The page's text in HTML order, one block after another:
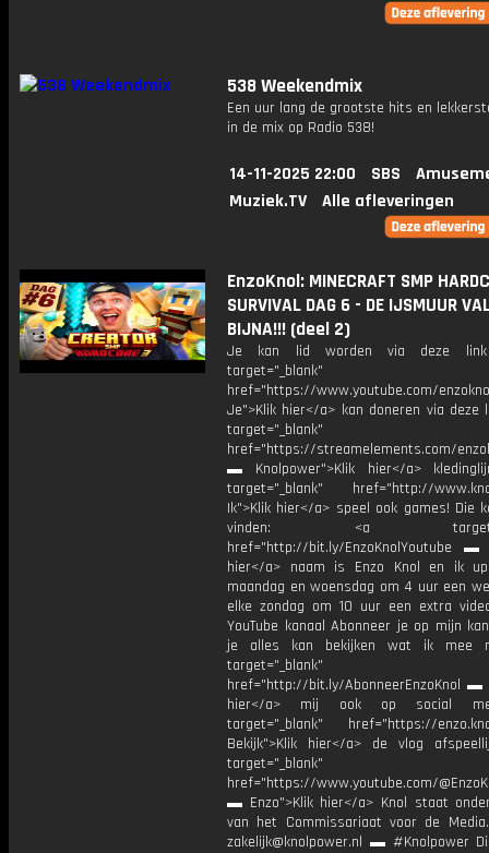
538 Weekendmix
Een uur lang de grootste hits en
in de mix op Radio 538!
14-11-2025 22:00 SBS
Muziek.TV
Alle afleveringen
EnzoKnol: MINECRAFT SMP
SURVIVAL DAG 6 - DE IJSMUUR
BIJNA!!! (deel 2)
Je kan lid worden via deze
target="_blank"
href="https://www.youtube.com/
Je">Klik hier</a> kan doneren via
target="_blank"
href="https://streamelements.com/
▬ Knolpower">Klik hier</a>
target="_blank" href="http://
Ik">Klik hier</a> speel ook games! Die
vinden: <a
href="http://bit.ly/EnzoKnolYoutube ▬
hier</a> naam is Enzo Knol en ik
maandag en woensdag om 4 uur een
elke zondag om 10 uur een extra
YouTube kanaal Abonneer je op mijn
je alles kan bekijken wat ik mee
target="_blank"
href="http://bit.ly/AbonneerEnzoKnol ▬
hier</a> mij ook op social
target="_blank" href="https://
Bekijk">Klik hier</a> de vlog
target="_blank"
href="https://www.youtube.com/
▬ Enzo">Klik hier</a> Knol staat
van het Commissariaat voor de
zakelijk@knolpower.nl ▬ #Knolpower